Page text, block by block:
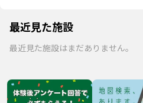
最近見た施設
最近見た施設はまだありません。